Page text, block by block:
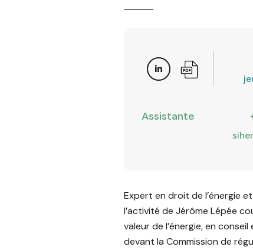
Assistante
Expert en droit de l’énergie
l’activité de Jérôme Lépée
valeur de l’énergie, en
devant la Commission de